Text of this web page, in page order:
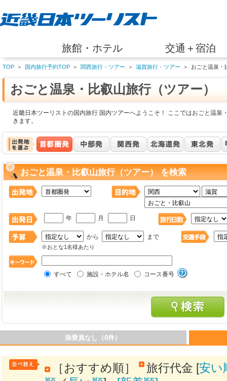
旅館・ホテル 交通＋宿泊
TOP ＞ 国内旅行予約TOP ＞ 関西旅行・ツアー ＞ 滋賀旅行・ツアー ＞ おごと温泉・
おごと温泉・比叡山旅行（ツアー）
近畿日本ツーリストの国内旅行 国内ツアーへようこそ！ ここではおごと温泉
きます。
おごと温泉・比叡山旅行（ツアー） を検索
年 月 日
から まで
※おとな1名様あたり
すべて 施設・ホテル名 コース番号
添乗員なし（0件）
［おすすめ順］ 旅行代金 [安い